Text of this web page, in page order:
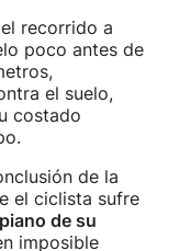
recorrido a
poco antes de
el suelo,
costado
de la
el ciclista sufre
de su
imposible